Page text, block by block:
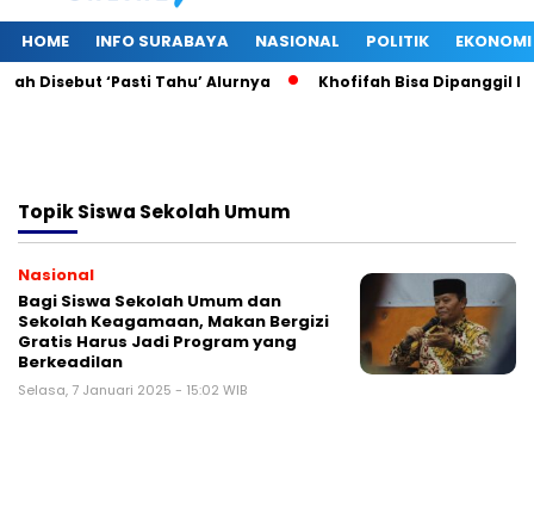
HOME INFO SURABAYA NASIONAL POLITIK EKONOMI
Disebut ‘Pasti Tahu’ Alurnya Khofifah Bisa Dipanggil
TopikSiswa Sekolah Umum
Nasional
Bagi Siswa Sekolah Umum dan
Sekolah Keagamaan, Makan Bergizi
Gratis Harus Jadi Program yang
Berkeadilan
Selasa, 7 Januari 2025 - 15:02 WIB